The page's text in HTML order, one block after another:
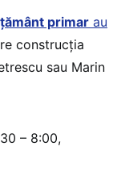
primar au
construcția
sau Marin
– 8:00,